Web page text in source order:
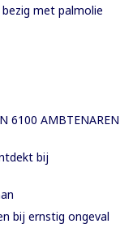
met palmolie
6100 AMBTENAREN
bij
bij ernstig ongeval